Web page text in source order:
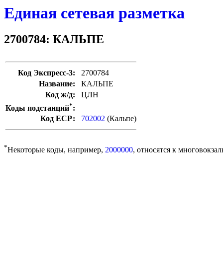
Единая сетевая разметка
2700784: КАЛЬПЕ
Код Экспресс-3:
2700784
Название:
КАЛЬПЕ
Код ж/д:
ЦЛН
Коды подстанций*:
Код ЕСР:
702002 (Кальпе)
*Некоторые коды, например, 2000000, относятся к